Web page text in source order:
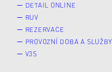
DETAIL ONLINE
RUV
REZERVACE
PROVOZNÍ DOBA A SLUŽBY
V3S